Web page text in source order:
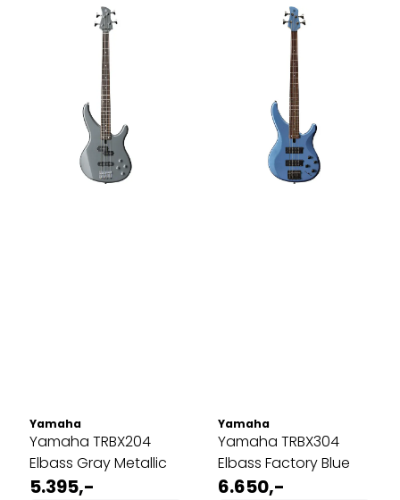
Yamaha
Yamaha TRBX204
Elbass Gray Metallic
5.395,-
Yamaha
Yamaha TRBX304
Elbass Factory Blue
6.650,-